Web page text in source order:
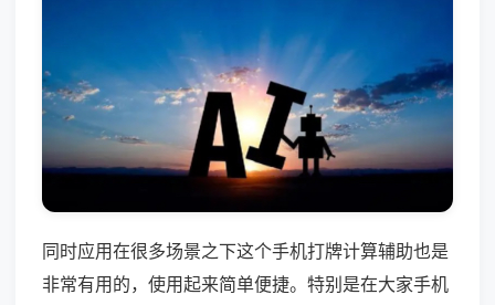
同时应用在很多场景之下这个手机打牌计算辅助也是
非常有用的，使用起来简单便捷。特别是在大家手机